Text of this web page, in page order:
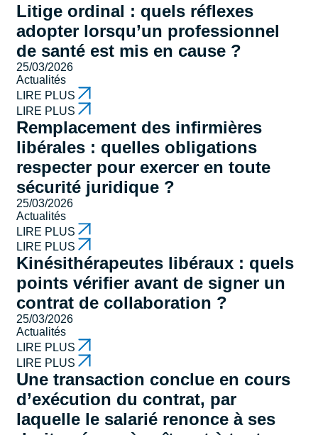
Litige ordinal : quels réflexes
adopter lorsqu’un professionnel
de santé est mis en cause ?
25/03/2026
Actualités
LIRE PLUS
LIRE PLUS
Remplacement des infirmières
libérales : quelles obligations
respecter pour exercer en toute
sécurité juridique ?
25/03/2026
Actualités
LIRE PLUS
LIRE PLUS
Kinésithérapeutes libéraux : quels
points vérifier avant de signer un
contrat de collaboration ?
25/03/2026
Actualités
LIRE PLUS
LIRE PLUS
Une transaction conclue en cours
d’exécution du contrat, par
laquelle le salarié renonce à ses